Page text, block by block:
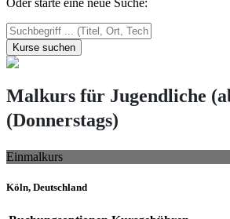
Kurse suchen
Malkurs für Jugendliche
(Donnerstags)
Einmalkurs
Köln, Deutschland